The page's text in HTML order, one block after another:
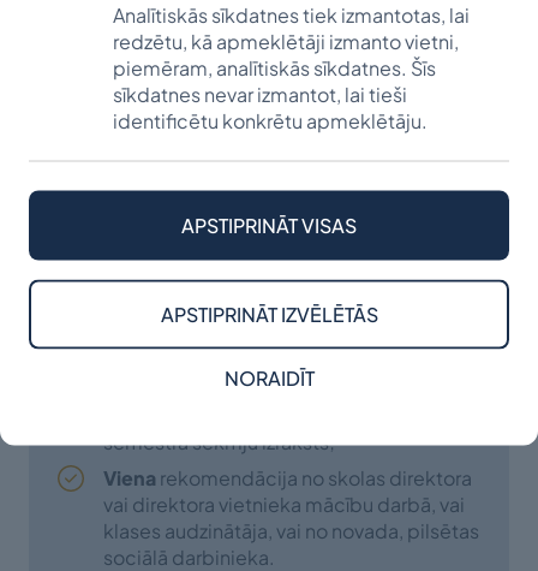
Elektroniskajai anketai jāpievieno šādas
dokumentu kopijas (pdf/doc/jpg):
Dokumenti pa pastu nav jāsūta!
Curriculum Vitae (CV);
Motivācijas vēstule;
Fotogrāfija (portrets);
11. klases liecības kopija, pievienojot gala
vērtējumus priekšmetos, kuri ir beigušies
10. klasē;
Skolas apstiprināts (ar direktora vai klases
semestra sekmju izraksts;
Viena rekomendācija no skolas direktora
vai direktora vietnieka mācību darbā, vai
klases audzinātāja, vai no novada, pilsētas
sociālā darbinieka.
Analītiskās sīkdatnes tiek izmantotas, lai
redzētu, kā apmeklētāji izmanto vietni,
piemēram, analītiskās sīkdatnes. Šīs
sīkdatnes nevar izmantot, lai tieši
identificētu konkrētu apmeklētāju.
NORAIDĪT
APSTIPRINĀT IZVĒLĒTĀS
APSTIPRINĀT VISAS